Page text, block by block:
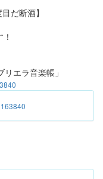
だ断酒】
エラ音楽帳」